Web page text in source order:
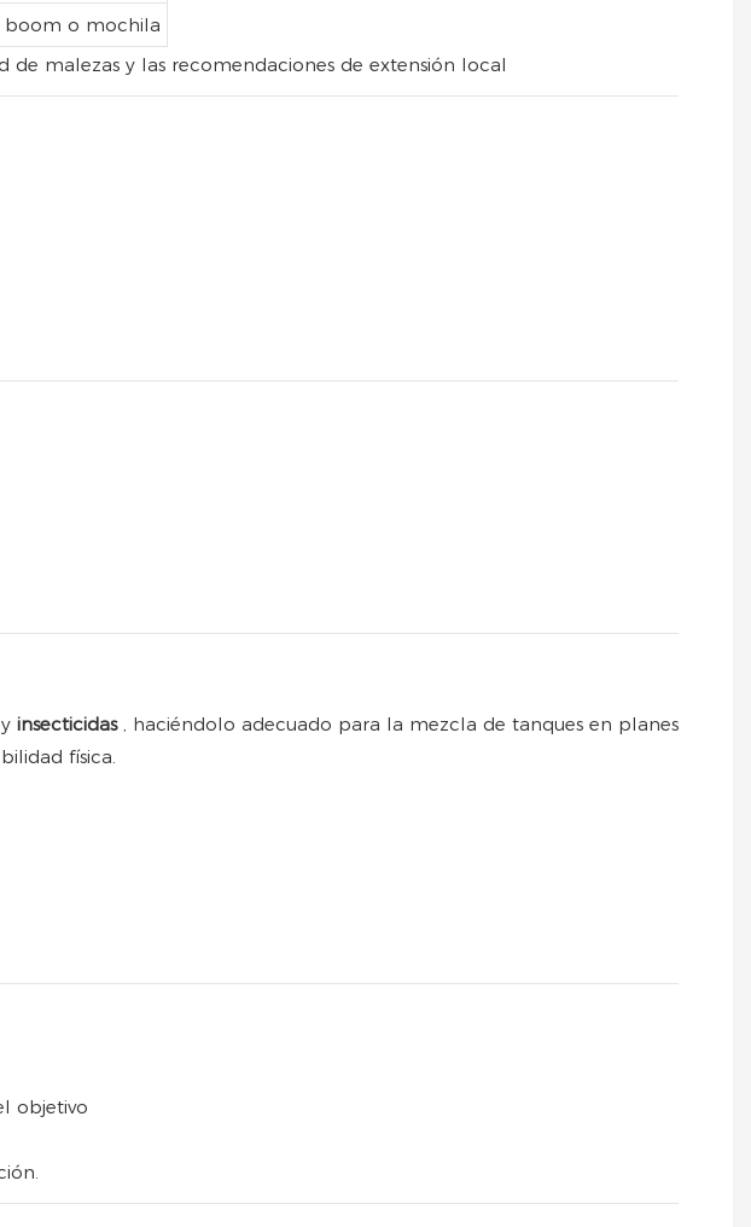
boom o mochila
de malezas y las recomendaciones de extensión local
insecticidas , haciéndolo adecuado para la mezcla de tanques en planes
física.
objetivo